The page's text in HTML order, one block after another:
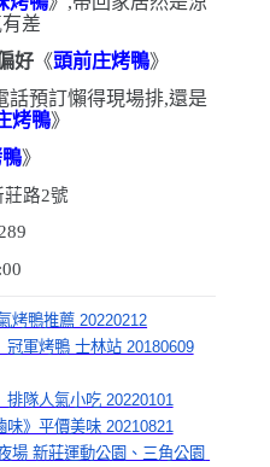
差
好《頭前庄烤鴨》
話預訂懶得現場排,還是
烤鴨》
》
莊路2號
烤鴨推薦 20220212
軍烤鴨 士林站 20180609
隊人氣小吃 20220101
》平價美味 20210821
場 新莊運動公園、三角公園